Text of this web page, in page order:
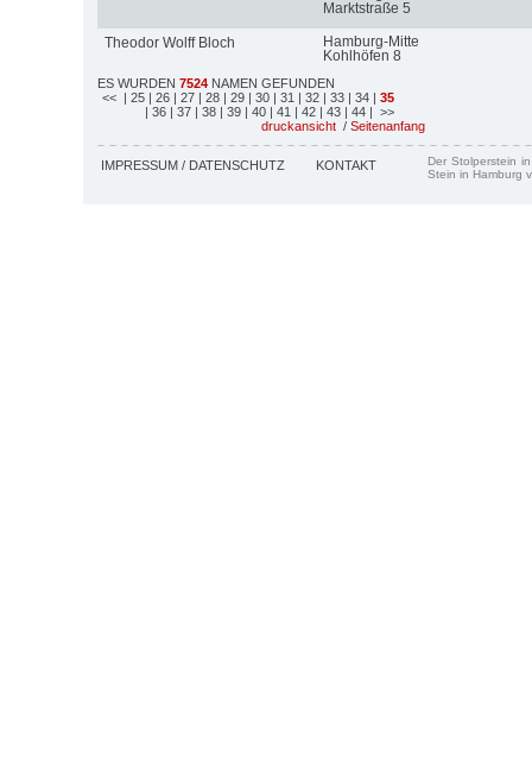
Marktstraße 5
Theodor Wolff Bloch
Hamburg-Mitte
Kohlhöfen 8
ES WURDEN 7524 NAMEN GEFUNDEN
<< | 25 | 26 | 27 | 28 | 29 | 30 | 31 | 32 | 33 | 34 | 35
| 36 | 37 | 38 | 39 | 40 | 41 | 42 | 43 | 44 | >>
druckansicht / Seitenanfang
IMPRESSUM / DATENSCHUTZ KONTAKT
Der Stolperstein
Stein in Hamburg